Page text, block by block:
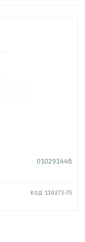
01029144B
Код: 110273-75